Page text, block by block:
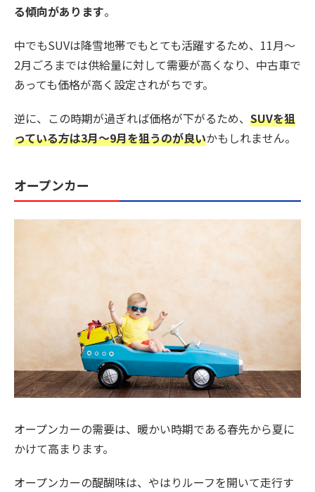
る傾向があります。
中でもSUVは降雪地帯でもとても活躍するため、11月〜
2月ごろまでは供給量に対して需要が高くなり、中古車で
あっても価格が高く設定されがちです。
逆に、この時期が過ぎれば価格が下がるため、 SUVを狙
っている方は3月〜9月を狙うのが良いかもしれません。
オープンカー
オープンカーの需要は、暖かい時期である春先から夏に
かけて高まります。
オープンカーの醍醐味は、やはりルーフを開いて走行す